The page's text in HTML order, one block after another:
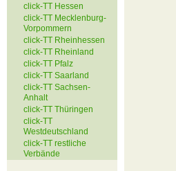
click-TT Hessen
click-TT Mecklenburg-
Vorpommern
click-TT Rheinhessen
click-TT Rheinland
click-TT Pfalz
click-TT Saarland
click-TT Sachsen-
Anhalt
click-TT Thüringen
click-TT
Westdeutschland
click-TT restliche
Verbände